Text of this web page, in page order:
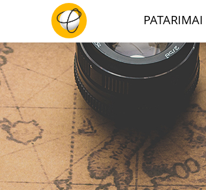
PATARIMAI